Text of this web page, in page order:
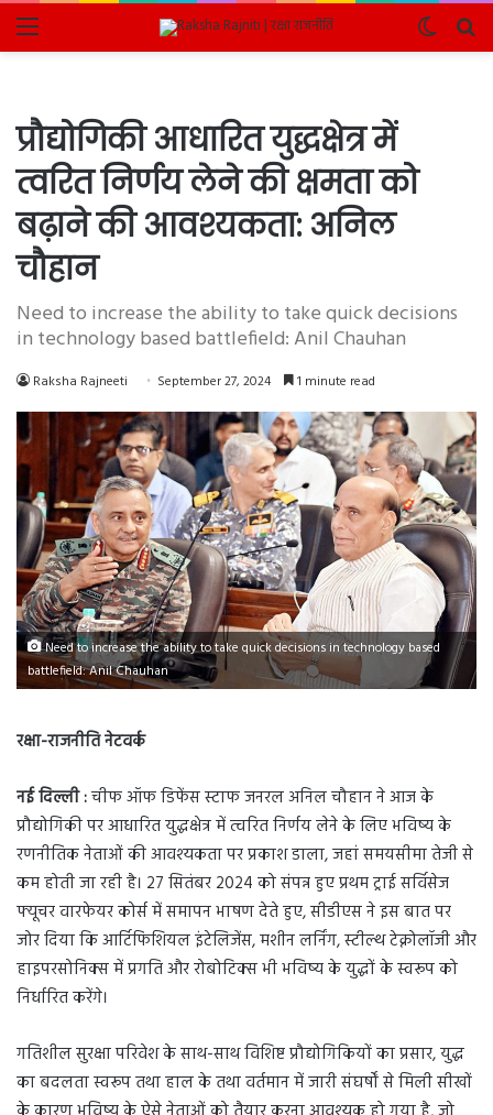
Menu
Switch
skin
प्रौद्योगिकी आधारित युद्धक्षेत्र में
त्वरित निर्णय लेने की क्षमता को
बढ़ाने की आवश्यकता: अनिल
चौहान
Need to increase the ability to take quick decisions
in technology based battlefield: Anil Chauhan
Raksha Rajneeti September 27, 2024 1 minute read
Need to increase the ability to take quick decisions in technology based
battlefield: Anil Chauhan
रक्षा-राजनीति नेटवर्क
नई दिल्ली :चीफ ऑफ डिफेंस स्टाफ जनरल अनिल चौहान ने आज के
प्रौद्योगिकी पर आधारित युद्धक्षेत्र में त्वरित निर्णय लेने के लिए भविष्य के
रणनीतिक नेताओं की आवश्यकता पर प्रकाश डाला, जहां समयसीमा तेजी से
कम होती जा रही है। 27 सितंबर 2024 को संपन्न हुए प्रथम ट्राई सर्विसेज
फ्यूचर वारफेयर कोर्स में समापन भाषण देते हुए, सीडीएस ने इस बात पर
जोर दिया कि आर्टिफिशियल इंटेलिजेंस, मशीन लर्निंग, स्टील्थ टेक्नोलॉजी और
हाइपरसोनिक्स में प्रगति और रोबोटिक्स भी भविष्य के युद्धों के स्वरूप को
निर्धारित करेंगे।
गतिशील सुरक्षा परिवेश के साथ-साथ विशिष्ट प्रौद्योगिकियों का प्रसार, युद्ध
का बदलता स्वरूप तथा हाल के तथा वर्तमान में जारी संघर्षों से मिली सीखों